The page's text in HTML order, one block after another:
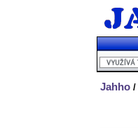
Jahho /